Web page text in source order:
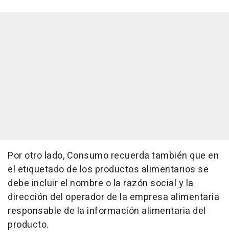
Por otro lado, Consumo recuerda también que en
el etiquetado de los productos alimentarios se
debe incluir el nombre o la razón social y la
dirección del operador de la empresa alimentaria
responsable de la información alimentaria del
producto.